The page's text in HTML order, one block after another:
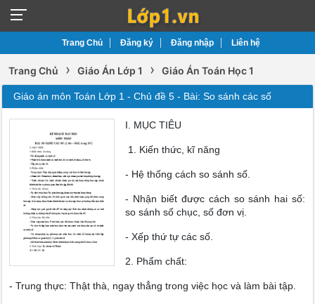
Trang Chủ Đăng ký Đăng nhập Liên hệ
Trang Chủ › Giáo Án Lớp 1 › Giáo Án Toán Học 1
Giáo án môn Toán Lớp 1 - Chủ đề 5 - Bài: So sánh các số
I. MỤC TIÊU
1. Kiến thức, kĩ năng
- Hệ thống cách so sánh số.
- Nhận biết được cách so sánh hai số:
so sánh số chục, số đơn vị.
- Xếp thứ tự các số.
2. Phẩm chất:
- Trung thực: Thật thà, ngay thẳng trong việc học và làm bài tập.